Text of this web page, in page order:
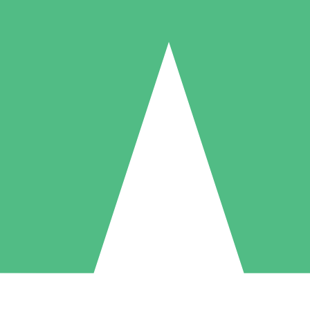
Packs de Crédits Individuels
à l'utilisation avec des crédits de téléchargement. Sans engagement
5 Téléchargements
US$